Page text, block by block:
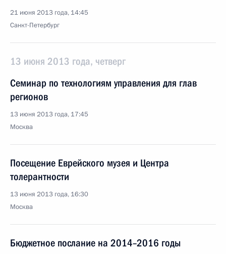
21 июня 2013 года, 14:45
Санкт-Петербург
13 июня 2013 года, четверг
Семинар по технологиям управления для глав
регионов
13 июня 2013 года, 17:45
Москва
Посещение Еврейского музея и Центра
толерантности
13 июня 2013 года, 16:30
Москва
Бюджетное послание на 2014–2016 годы